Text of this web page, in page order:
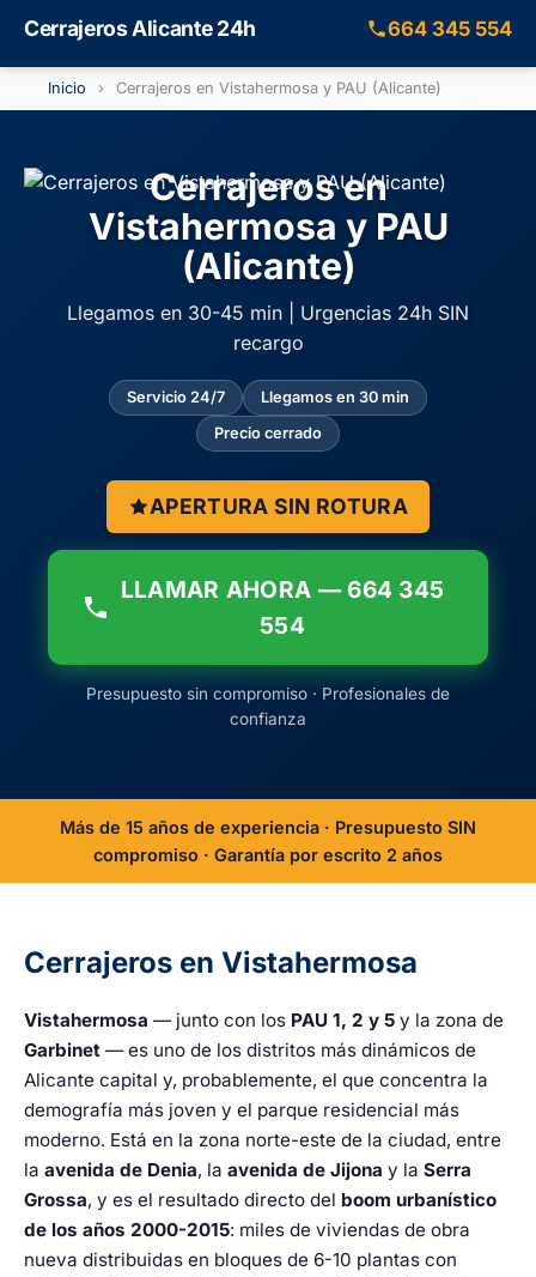
Cerrajeros Alicante 24h 664 345 554
Inicio › Cerrajeros en Vistahermosa y PAU (Alicante)
Cerrajeros en
Vistahermosa y PAU
(Alicante)
Llegamos en 30-45 min | Urgencias 24h SIN
recargo
Servicio 24/7
Llegamos en 30 min
Precio cerrado
APERTURA SIN ROTURA
LLAMAR AHORA — 664 345
554
Presupuesto sin compromiso · Profesionales de
confianza
Más de 15 años de experiencia · Presupuesto SIN
compromiso · Garantía por escrito 2 años
Cerrajeros en Vistahermosa
Vistahermosa — junto con los PAU 1, 2 y 5 y la zona de
Garbinet — es uno de los distritos más dinámicos de
Alicante capital y, probablemente, el que concentra la
demografía más joven y el parque residencial más
moderno. Está en la zona norte-este de la ciudad, entre
la avenida de Denia, la avenida de Jijona y la Serra
Grossa, y es el resultado directo del boom urbanístico
de los años 2000-2015: miles de viviendas de obra
nueva distribuidas en bloques de 6-10 plantas con